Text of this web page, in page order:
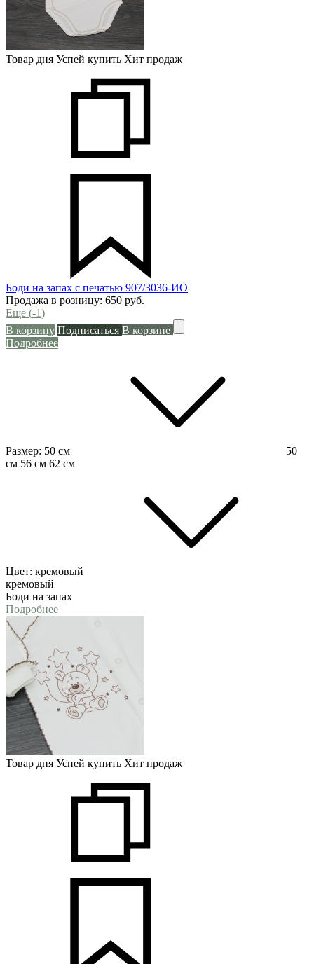
Товар дня Успей купить Хит продаж
Боди на запах с печатью 907/3036-ИО
Продажа в розницу: 650 руб.
Еще (-1)
В корзину Подписаться В корзине
Подробнее
Размер: 50 см
50
см 56 см 62 см
Цвет: кремовый
кремовый
Боди на запах
Подробнее
Товар дня Успей купить Хит продаж